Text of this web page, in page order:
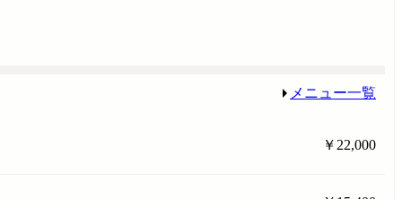
メニュー一覧
￥22,000